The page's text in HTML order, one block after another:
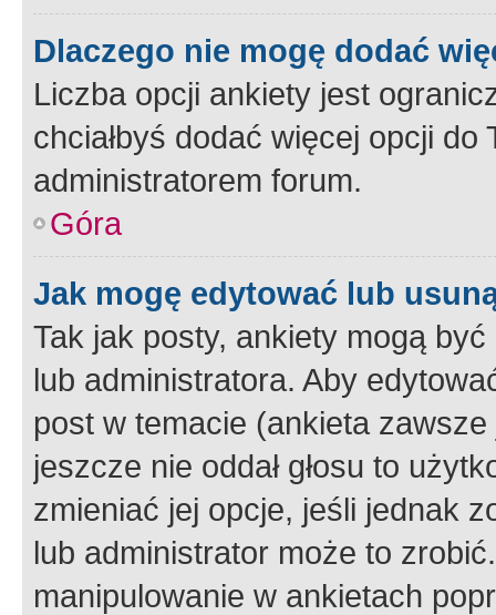
Dlaczego nie mogę dodać
Liczba opcji ankiety jest
chciałbyś dodać więcej opcji
administratorem forum.
Góra
Jak mogę edytować lub
Tak jak posty, ankiety mogą
lub administratora. Aby
post w temacie (ankieta
jeszcze nie oddał głosu to
zmieniać jej opcje, jeśli jednak
lub administrator może to
manipulowanie w ankietach